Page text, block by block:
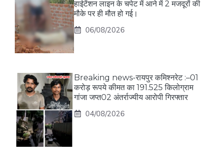
हाईटेंशन लाइन के चपेट में आने में 2 मजदूरों की
मौके पर ही मौत हो गई।
06/08/2026
Breaking news-रायपुर कमिश्नरेट :–01
करोड़ रूपये कीमत का 191.525 किलोग्राम
गांजा जप्त02 अंतर्राज्यीय आरोपी गिरफ्तार
04/08/2026